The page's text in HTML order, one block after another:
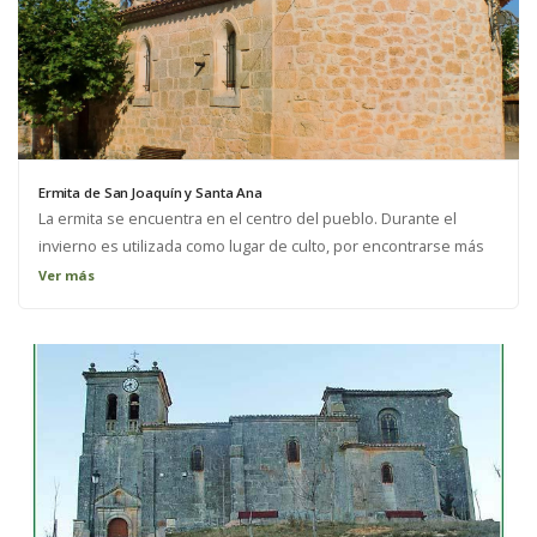
Ermita de San Joaquín y Santa Ana
La ermita se encuentra en el centro del pueblo. Durante el
invierno es utilizada como lugar de culto, por encontrarse más
próxima y ser más pequeña. Es de sencilla construcción y
Ver más